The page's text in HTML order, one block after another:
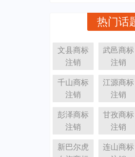
热门话
文县商标
注销
武邑商标
注销
千山商标
注销
江源商标
注销
彭泽商标
注销
甘孜商标
注销
新巴尔虎
连山商标